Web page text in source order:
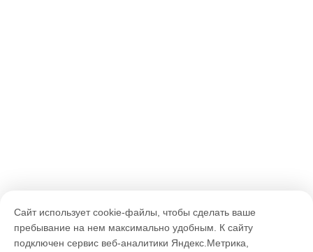
Сайт использует cookie-файлы, чтобы сделать ваше
пребывание на нем максимально удобным. К cайту
подключен сервис веб-аналитики Яндекс.Метрика,